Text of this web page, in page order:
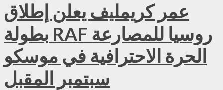
عمر كريمليف يعلن إطلاق
بطولة RAF روسيا للمصارعة
الحرة الاحترافية في موسكو
سبتمبر المقبل